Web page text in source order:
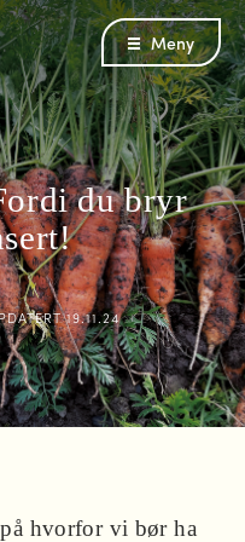
du bryr
19.11.24
hvorfor vi bør ha
Meny